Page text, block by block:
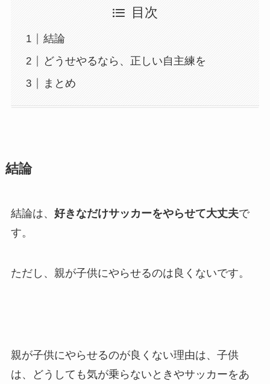
目次
結論
どうせやるなら、正しい自主練を
まとめ
結論
結論は、 好きなだけサッカーをやらせて大丈夫で
す。
ただし、親が子供にやらせるのは良くないです。
親が子供にやらせるのが良くない理由は、子供
は、どうしても気が乗らないときやサッカーをあ